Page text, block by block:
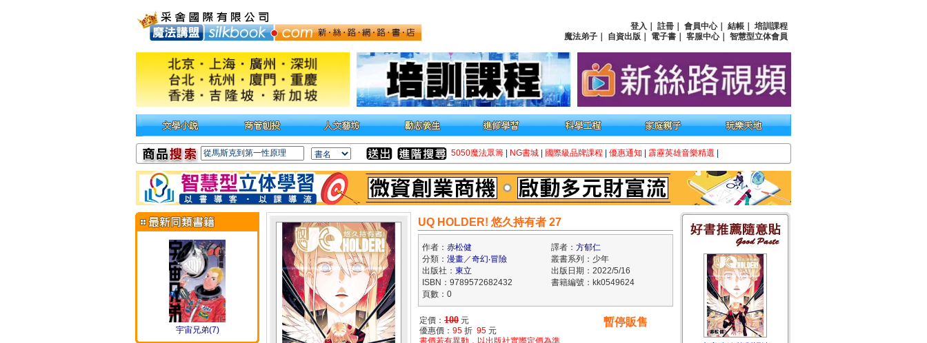
登入 註冊 會員中心｜ 結帳
培訓課程
魔法弟子
自資出版 電子書 客服中心｜ 智慧型立体會員
5050魔法眾籌 NG書城 國際級品牌課程 優惠通知 霹靂英雄音樂精選
宇宙兄弟(7)
UQ HOLDER! 悠久持有者 27
作者： 赤松健 譯者： 方郁仁
分類： 漫畫／奇幻‧冒險
叢書系列：少年
出版社： 東立
出版日期：2022/5/16
ISBN：9789572682432
書籍編號：kk0549624
頁數：0
定價： 100 元
優惠價： 95 折 95 元
書價若有異動，以出版社實際定價為準
暫停販售